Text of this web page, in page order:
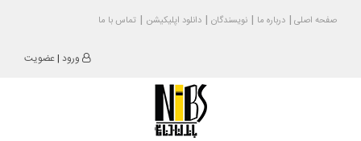
صفحه اصلی درباره ما نویسندگان دانلود اپلیکیشن تماس با ما
ورود |عضویت